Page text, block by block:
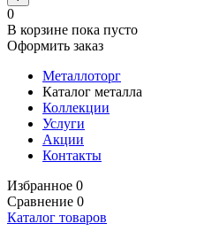
0
В корзине пока пусто
Оформить заказ
Металлоторг
Каталог металла
Коллекции
Услуги
Акции
Контакты
Избранное 0
Сравнение 0
Каталог товаров